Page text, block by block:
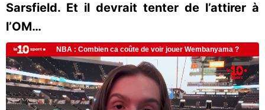
Sarsfield. Et il devrait tenter de l’attirer à
l’OM…